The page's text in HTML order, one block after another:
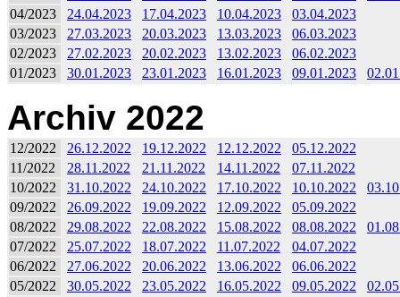
04/2023
24.04.2023 17.04.2023 10.04.2023
03.04.2023
03/2023
27.03.2023 20.03.2023 13.03.2023
06.03.2023
02/2023
27.02.2023 20.02.2023 13.02.2023
06.02.2023
01/2023
30.01.2023 23.01.2023 16.01.2023 09.01.2023
Archiv 2022
12/2022 26.12.2022 19.12.2022 12.12.2022
05.12.2022
11/2022
28.11.2022 21.11.2022 14.11.2022
07.11.2022
10/2022
31.10.2022 24.10.2022 17.10.2022 10.10.2022
09/2022
26.09.2022 19.09.2022 12.09.2022
05.09.2022
08/2022
29.08.2022 22.08.2022 15.08.2022 08.08.2022
07/2022
25.07.2022 18.07.2022 11.07.2022
04.07.2022
06/2022
27.06.2022 20.06.2022 13.06.2022
06.06.2022
05/2022
30.05.2022 23.05.2022 16.05.2022 09.05.2022